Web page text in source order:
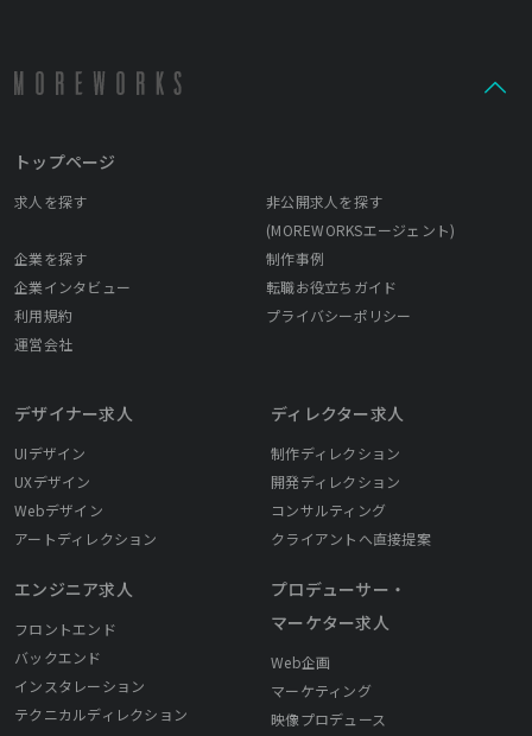
トップページ
求人を探す
非公開求人を探す
(MOREWORKSエージェント)
企業を探す
制作事例
企業インタビュー
転職お役立ちガイド
利用規約
プライバシーポリシー
運営会社
デザイナー求人
UIデザイン
UXデザイン
Webデザイン
アートディレクション
エンジニア求人
フロントエンド
バックエンド
インスタレーション
テクニカルディレクション
ディレクター求人
制作ディレクション
開発ディレクション
コンサルティング
クライアントへ直接提案
プロデューサー・
マーケター求人
Web企画
マーケティング
映像プロデュース